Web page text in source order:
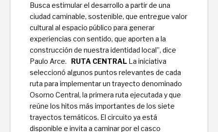
Busca estimular el desarrollo a partir de una
ciudad caminable, sostenible, que entregue valor
cultural al espacio público para generar
experiencias con sentido, que aporten a la
construcción de nuestra identidad local”, dice
Paulo Arce. RUTA CENTRALLa iniciativa
seleccionó algunos puntos relevantes de cada
ruta para implementar un trayecto denominado
Osorno Central, la primera ruta ejecutada y que
reúne los hitos más importantes de los siete
trayectos temáticos. El circuito ya está
disponible e invita a caminar por el casco